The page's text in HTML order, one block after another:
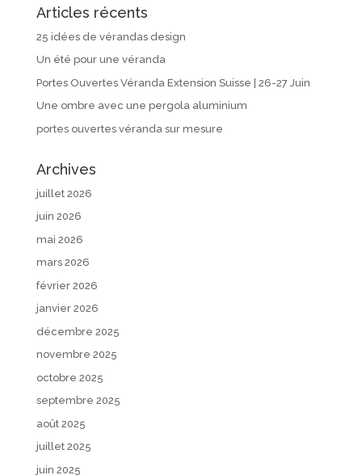
Articles récents
25 idées de vérandas design
Un été pour une véranda
Portes Ouvertes Véranda Extension Suisse | 26-27 Juin
Une ombre avec une pergola aluminium
portes ouvertes véranda sur mesure
Archives
juillet 2026
juin 2026
mai 2026
mars 2026
février 2026
janvier 2026
décembre 2025
novembre 2025
octobre 2025
septembre 2025
août 2025
juillet 2025
juin 2025